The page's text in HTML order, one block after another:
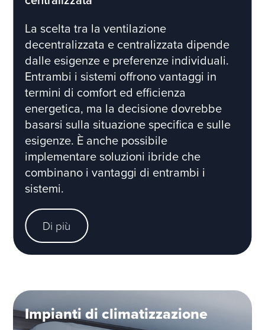
La scelta tra la ventilazione
decentralizzata e centralizzata dipende
dalle esigenze e preferenze individuali.
Entrambi i sistemi offrono vantaggi in
termini di comfort ed efficienza
energetica, ma la decisione dovrebbe
basarsi sulla situazione specifica e sulle
esigenze. È anche possibile
implementare soluzioni ibride che
combinano i vantaggi di entrambi i
sistemi.
Di più
Impianti di climatizzazione